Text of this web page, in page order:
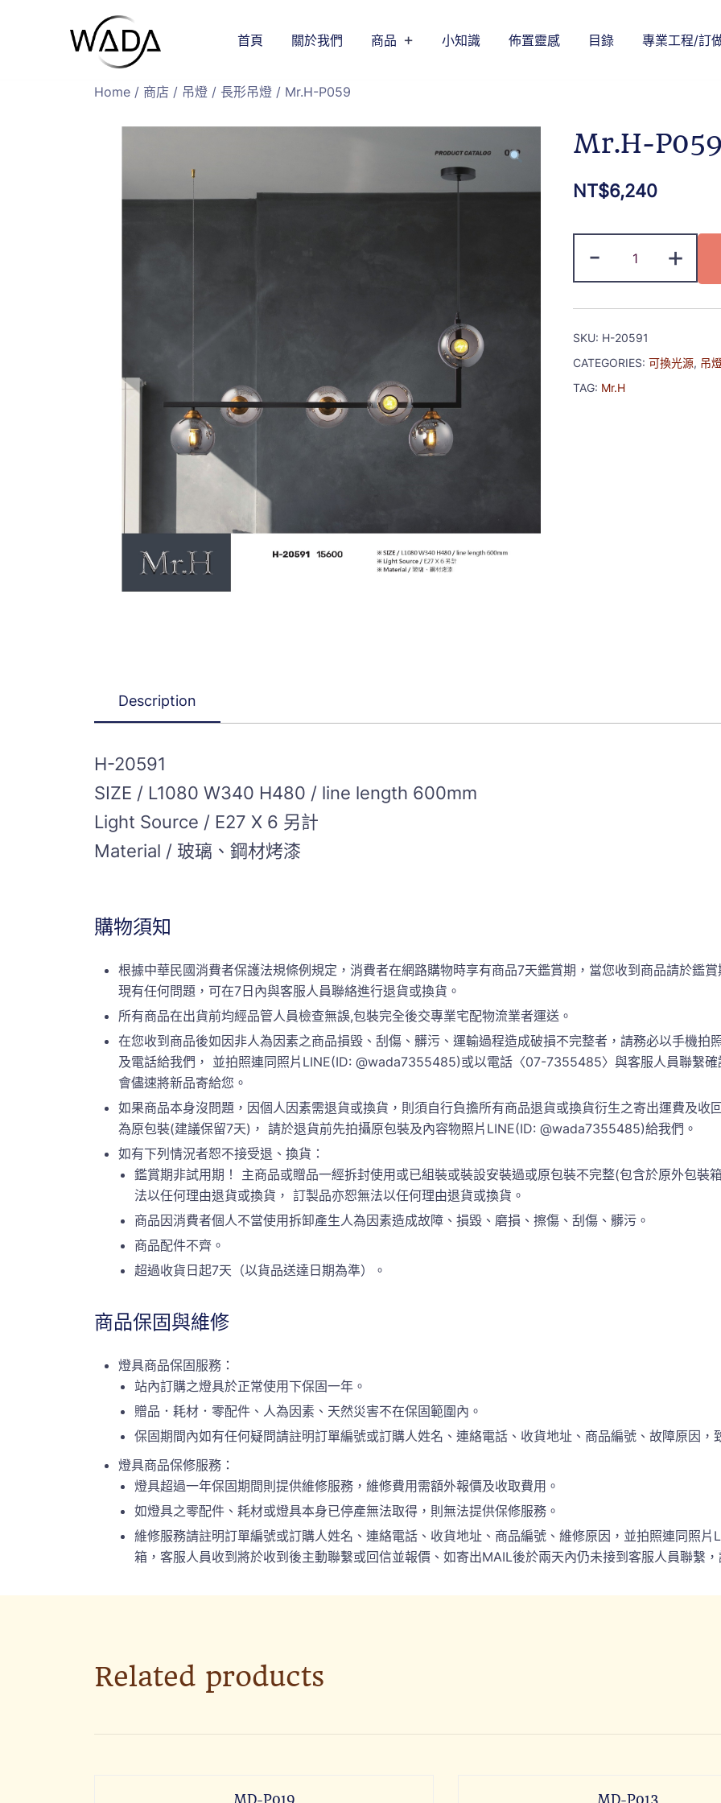
緯達燈飾
緯達燈飾企業行
首頁 關於我們 商品 小知識 佈置靈感 目錄 專業工程/訂
Home / 商店 / 吊燈 / 長形吊燈 / Mr.H-P059
Mr.H-P059
NT$6,240
- +
SKU: H-20591
CATEGORIES: 可換光源, 吊
TAG: Mr.H
Description
H-20591
SIZE / L1080 W340 H480 / line length 600mm
Light Source / E27 X 6 另計
Material / 玻璃、鋼材烤漆
購物須知
根據中華民國消費者保護法規條例規定，消費者在網路購物時享有商品7天鑑賞期，當您收到商品請於鑑
現有任何問題，可在7日內與客服人員聯絡進行退貨或換貨。
所有商品在出貨前均經品管人員檢查無誤,包裝完全後交專業宅配物流業者運送。
在您收到商品後如因非人為因素之商品損毀、刮傷、髒污、運輸過程造成破損不完整者，請務必以手機拍
及電話給我們， 並拍照連同照片LINE(ID: @wada7355485)或以電話〈07-7355485〉與客服人員聯繫
會儘速將新品寄給您。
如果商品本身沒問題，因個人因素需退貨或換貨，則須自行負擔所有商品退貨或換貨衍生之寄出運費及收
為原包裝(建議保留7天)， 請於退貨前先拍攝原包裝及內容物照片LINE(ID: @wada7355485)給我們。
如有下列情況者恕不接受退、換貨：
鑑賞期非試用期！ 主商品或贈品一經拆封使用或已組裝或裝設安裝過或原包裝不完整(包含於原外包裝
法以任何理由退貨或換貨， 訂製品亦恕無法以任何理由退貨或換貨。
商品因消費者個人不當使用拆卸產生人為因素造成故障、損毀、磨損、擦傷、刮傷、髒污。
商品配件不齊。
超過收貨日起7天（以貨品送達日期為準）。
商品保固與維修
燈具商品保固服務：
站內訂購之燈具於正常使用下保固一年。
贈品．耗材．零配件、人為因素、天然災害不在保固範圍內。
保固期間內如有任何疑問請註明訂單編號或訂購人姓名、連絡電話、收貨地址、商品編號、故障原因
燈具商品保修服務：
燈具超過一年保固期間則提供維修服務，維修費用需額外報價及收取費用。
如燈具之零配件、耗材或燈具本身已停產無法取得，則無法提供保修服務。
維修服務請註明訂單編號或訂購人姓名、連絡電話、收貨地址、商品編號、維修原因，並拍照連同照
箱，客服人員收到將於收到後主動聯繫或回信並報價、如寄出MAIL後於兩天內仍未接到客服人員聯繫，
Related products
MD-P019 MD-P013